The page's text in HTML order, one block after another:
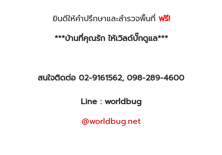
ยินดีให้คำปรึกษาและสำรวจพื้นที่ ฟรี!
***บ้านที่คุณรัก ให้เวิลด์บั๊กดูแล***
สนใจติดต่อ 02-9161562, 098-289-4600
Line : worldbug
@worldbug.net